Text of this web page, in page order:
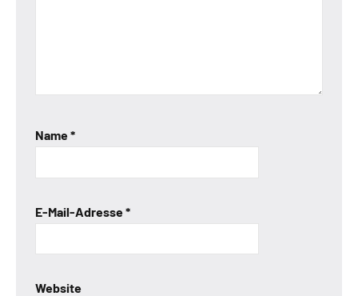
Name*
E-Mail-Adresse*
Website